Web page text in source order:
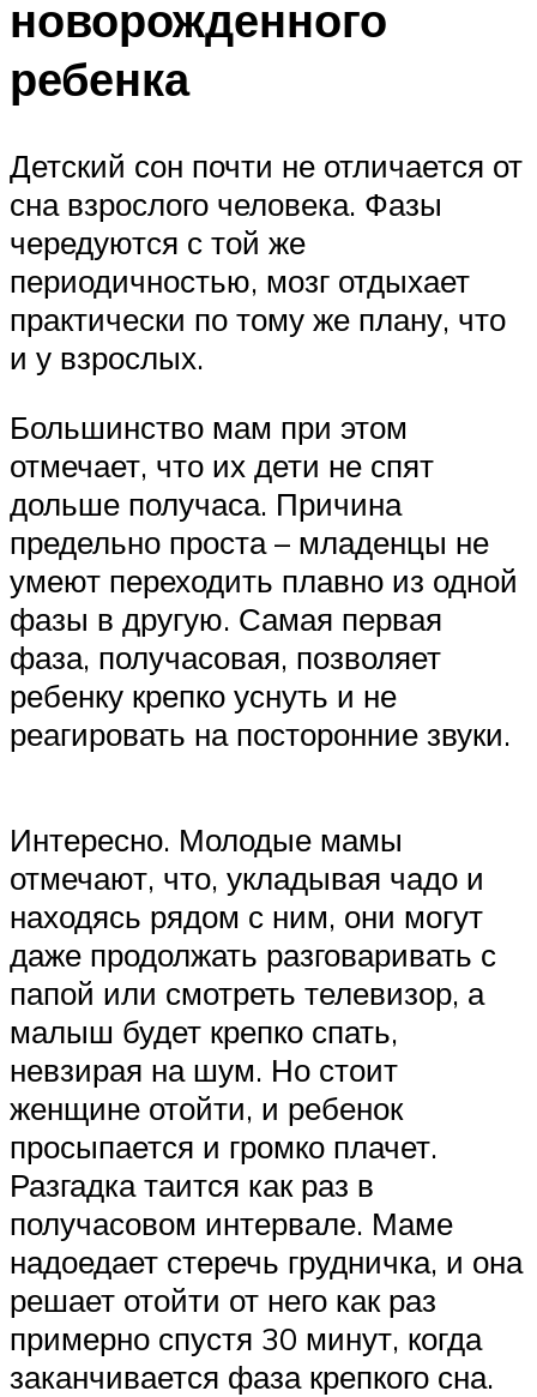
новорожденного
ребенка
Детский сон почти не отличается от
сна взрослого человека. Фазы
чередуются с той же
периодичностью, мозг отдыхает
практически по тому же плану, что
и у взрослых.
Большинство мам при этом
отмечает, что их дети не спят
дольше получаса. Причина
предельно проста – младенцы не
умеют переходить плавно из одной
фазы в другую. Самая первая
фаза, получасовая, позволяет
ребенку крепко уснуть и не
реагировать на посторонние звуки.
Интересно. Молодые мамы
отмечают, что, укладывая чадо и
находясь рядом с ним, они могут
даже продолжать разговаривать с
папой или смотреть телевизор, а
малыш будет крепко спать,
невзирая на шум. Но стоит
женщине отойти, и ребенок
просыпается и громко плачет.
Разгадка таится как раз в
получасовом интервале. Маме
надоедает стеречь грудничка, и она
решает отойти от него как раз
примерно спустя 30 минут, когда
заканчивается фаза крепкого сна.